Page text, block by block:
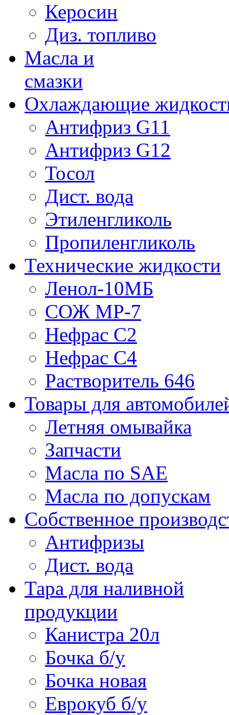
Керосин
Диз. топливо
Масла и
смазки
Охлаждающие
Антифриз G11
Антифриз G12
Тосол
Дист. вода
Этиленгликоль
Пропиленгликоль
Технические жидкости
Ленол-10МБ
СОЖ МР-7
Нефрас С2
Нефрас С4
Растворитель 646
Товары для
Летняя омывайка
Запчасти
Масла по SAE
Масла по допускам
Собственное
Антифризы
Дист. вода
Тара для наливной
продукции
Канистра 20л
Бочка б/у
Бочка новая
Еврокуб б/у